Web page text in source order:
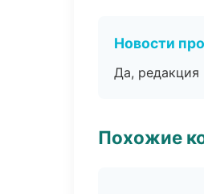
Новости
Да, редакция
Похожие